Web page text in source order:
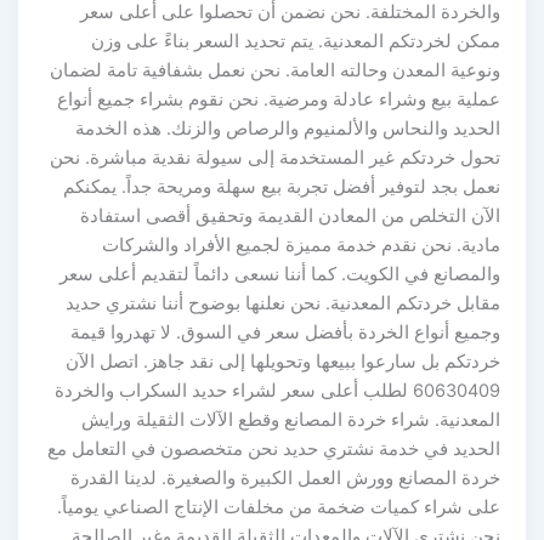
والخردة المختلفة. نحن نضمن أن تحصلوا على أعلى سعر
ممكن لخردتكم المعدنية. يتم تحديد السعر بناءً على وزن
ونوعية المعدن وحالته العامة. نحن نعمل بشفافية تامة لضمان
عملية بيع وشراء عادلة ومرضية. نحن نقوم بشراء جميع أنواع
الحديد والنحاس والألمنيوم والرصاص والزنك. هذه الخدمة
تحول خردتكم غير المستخدمة إلى سيولة نقدية مباشرة. نحن
نعمل بجد لتوفير أفضل تجربة بيع سهلة ومريحة جداً. يمكنكم
الآن التخلص من المعادن القديمة وتحقيق أقصى استفادة
مادية. نحن نقدم خدمة مميزة لجميع الأفراد والشركات
والمصانع في الكويت. كما أننا نسعى دائماً لتقديم أعلى سعر
مقابل خردتكم المعدنية. نحن نعلنها بوضوح أننا نشتري حديد
وجميع أنواع الخردة بأفضل سعر في السوق. لا تهدروا قيمة
خردتكم بل سارعوا ببيعها وتحويلها إلى نقد جاهز. اتصل الآن
60630409 لطلب أعلى سعر لشراء حديد السكراب والخردة
المعدنية. شراء خردة المصانع وقطع الآلات الثقيلة ورايش
الحديد في خدمة نشتري حديد نحن متخصصون في التعامل مع
خردة المصانع وورش العمل الكبيرة والصغيرة. لدينا القدرة
على شراء كميات ضخمة من مخلفات الإنتاج الصناعي يومياً.